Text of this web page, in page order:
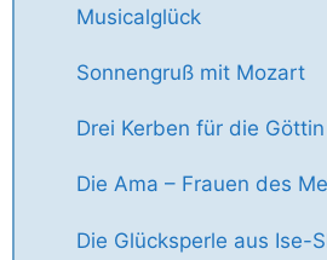
Musicalglück
Sonnengruß mit Mozart
Drei Kerben für die Göttin
Die Ama – Frauen des
Die Glücksperle aus Ise-